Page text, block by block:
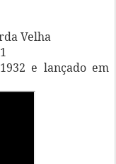
Velha
e lançado em